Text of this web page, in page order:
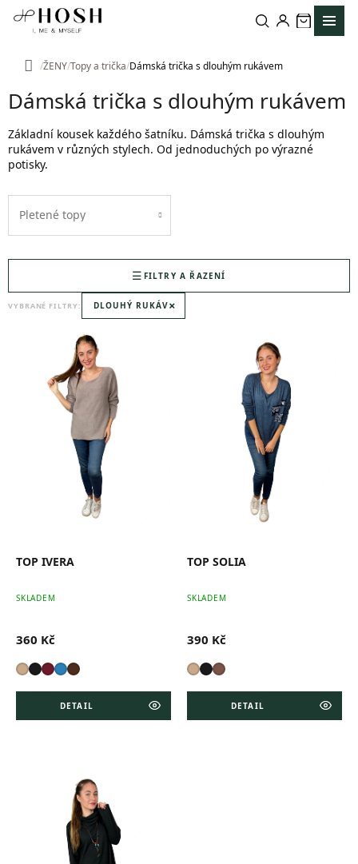
Přejít
Domů
ŽENY Topy a trička Dámská trička s dlouhým rukávem
Dámská trička s dlouhým rukávem
Základní kousek každého šatníku. Dámská trička s dlouhým
rukávem v různých stylech. Od jednoduchých po výrazné
potisky.
Pletené topy
FILTRY A ŘAZENÍ
VYBRANÉ FILTRY: DLOUHÝ RUKÁV×
TOP IVERA
SKLADEM
360 Kč
DETAIL
TOP SOLIA
SKLADEM
390 Kč
DETAIL